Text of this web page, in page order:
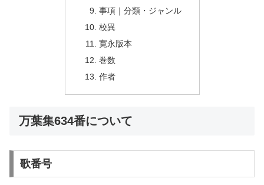
事項｜分類・ジャンル
校異
寛永版本
巻数
作者
万葉集634番について
歌番号